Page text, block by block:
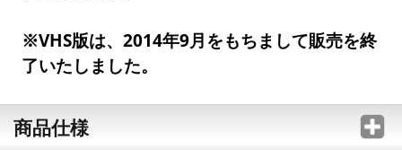
※VHS版は、2014年9月をもちまして販売を終
了いたしました。
商品仕様